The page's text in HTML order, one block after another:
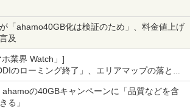
「ahamo40GB化は検証のため」、料金値上げ
及
業界 Watch」]
のローミング終了」、エリアマップの落とし
の課題
ahamoの40GBキャンペーンに「品質などを含
る」